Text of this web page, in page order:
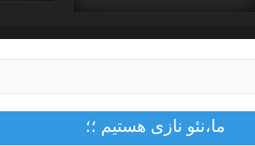
ما،نئو نازی هستیم ؛؛